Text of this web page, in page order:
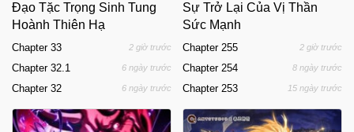
Đạo Tặc Trọng Sinh Tung
Hoành Thiên Hạ
Chapter 33 2 giờ trước
Chapter 32.1 6 ngày trước
Chapter 32 6 ngày trước
Sự Trở Lại Của Vị Thần
Sức Mạnh
Chapter 255 2 giờ trước
Chapter 254 8 ngày trước
Chapter 253 15 ngày trước